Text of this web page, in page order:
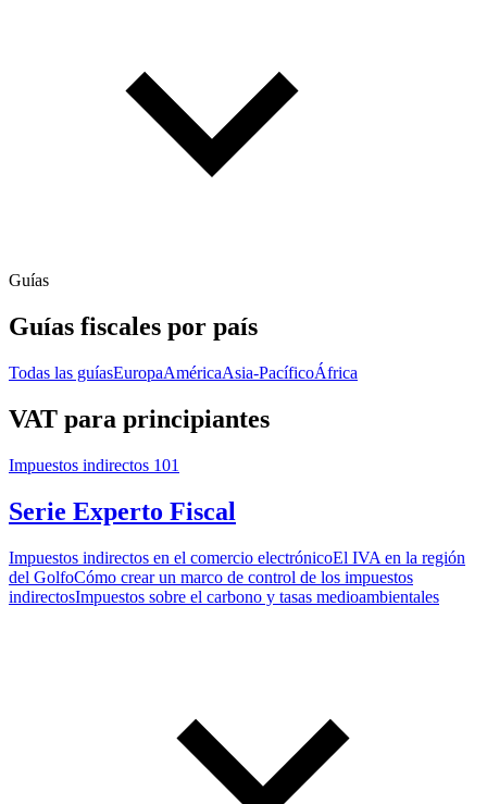
Guías
Guías fiscales por país
Todas las guíasEuropaAméricaAsia-PacíficoÁfrica
VAT para principiantes
Impuestos indirectos 101
Serie Experto Fiscal
Impuestos indirectos en el comercio electrónicoEl IVA en la región
del GolfoCómo crear un marco de control de los impuestos
indirectosImpuestos sobre el carbono y tasas medioambientales